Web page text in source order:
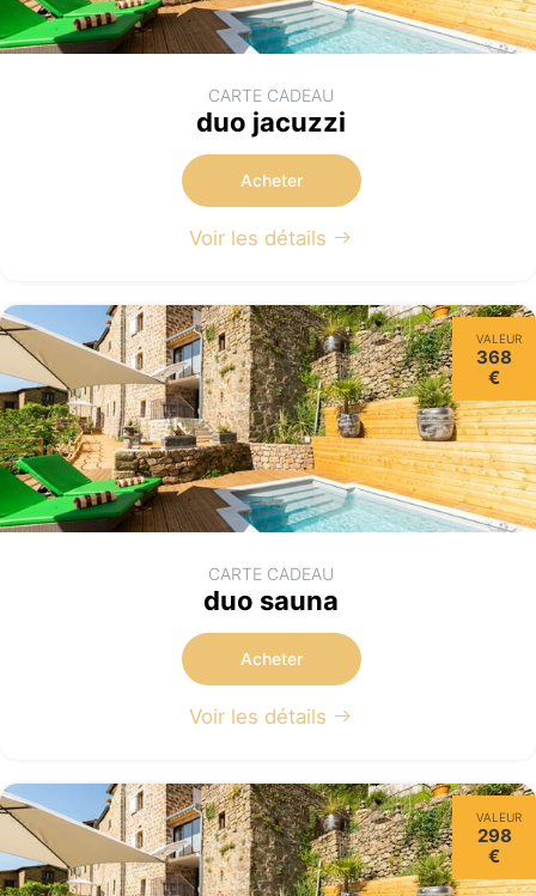
CARTE CADEAU
duo jacuzzi
Acheter
Voir les détails
VALEUR
368
€
CARTE CADEAU
duo sauna
Acheter
Voir les détails
VALEUR
298
€